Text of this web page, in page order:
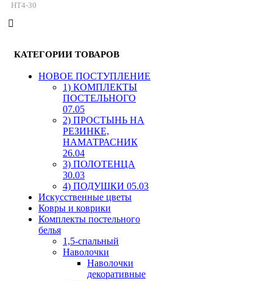
HT4-30
КАТЕГОРИИ ТОВАРОВ
HОВОЕ ПОСТУПЛЕНИЕ
1) КОМПЛЕКТЫ
ПОСТЕЛЬНОГО
07.05
2) ПРОСТЫНЬ НА
РЕЗИНКЕ,
НАМАТРАСНИК
26.04
3) ПОЛОТЕНЦА
30.03
4) ПОДУШКИ 05.03
Искусственные цветы
Ковры и коврики
Комплекты постельного
белья
1,5-спальный
Наволочки
Наволочки
декоративные